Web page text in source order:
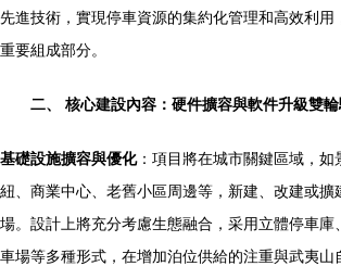
先進技術，實現停車資源的集約化管理和高效利用
重要組成部分。
二、 核心建設內容：硬件擴容與軟件升級雙
基礎設施擴容與優化：項目將在城市關鍵區域，如
紐、商業中心、老舊小區周邊等，新建、改建或擴
場。設計上將充分考慮生態融合，采用立體停車庫
車場等多種形式，在增加泊位供給的注重與武夷山